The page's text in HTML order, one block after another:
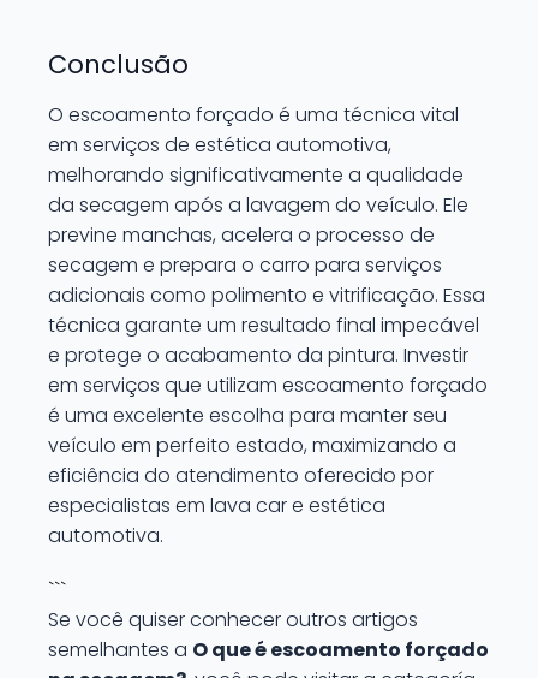
Conclusão
O escoamento forçado é uma técnica vital
em serviços de estética automotiva,
melhorando significativamente a qualidade
da secagem após a lavagem do veículo. Ele
previne manchas, acelera o processo de
secagem e prepara o carro para serviços
adicionais como polimento e vitrificação. Essa
técnica garante um resultado final impecável
e protege o acabamento da pintura. Investir
em serviços que utilizam escoamento forçado
é uma excelente escolha para manter seu
veículo em perfeito estado, maximizando a
eficiência do atendimento oferecido por
especialistas em lava car e estética
automotiva.
```
Se você quiser conhecer outros artigos
semelhantes a O que é escoamento forçado